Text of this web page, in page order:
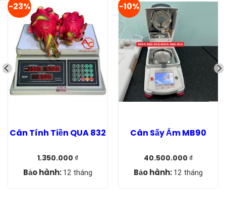
-23%
Cân Tính Tiền QUA 832
Giá
gốc
là:
1.350.000 ₫
Giá
hiện
tại
Bảo hành: 12 tháng
-10%
Cân Sấy Ẩm MB90
Giá
gốc
là:
40.500.000 ₫
Giá
hiện
tại
Bảo hành: 12 tháng